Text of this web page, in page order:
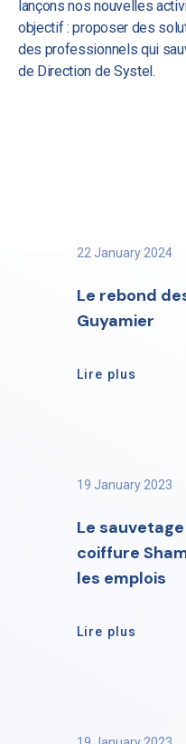
lançons nos nouvelles
objectif : proposer des
des professionnels qui
de Direction de Systel.
22 January 2024
Le rebond
Guyamier
Lire plus
19 January 2023
Le
coiffure
les emplois
Lire plus